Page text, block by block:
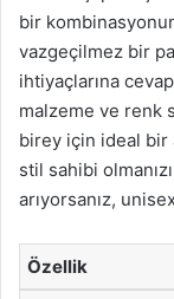
bir
vazgeçilmez bir
ihtiyaçlarına
malzeme ve renk
birey için ideal bir
stil sahibi
arıyorsanız,
Özellik